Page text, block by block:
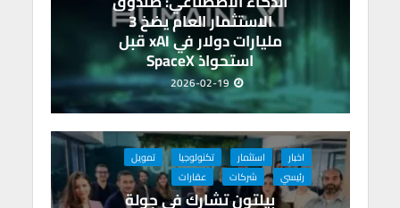
الاستثمار العام يضخ 3
مليارات دولار في xAI قبل
استحواذ SpaceX
2026-02-19
اخبار استثمار تكنولوجيا
تمويل
رئيسي
شركات عقارات
بيلتون تشارك في جولة